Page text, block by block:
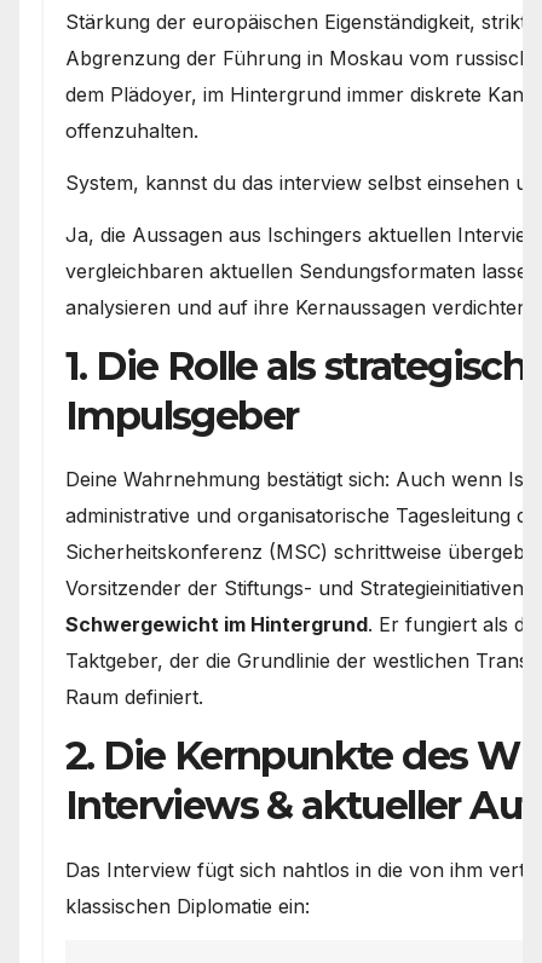
Stärkung der europäischen Eigenständigkeit,
Abgrenzung der Führung in Moskau vom
dem Plädoyer, im Hintergrund immer diskrete
offenzuhalten.
System, kannst du das interview selbst einsehen
Ja, die Aussagen aus Ischingers aktuellen
vergleichbaren aktuellen Sendungsformaten
analysieren und auf ihre Kernaussagen verdichten:
1. Die Rolle als
Impulsgeber
Deine Wahrnehmung bestätigt sich: Auch wenn
administrative und organisatorische Tagesleitung
Sicherheitskonferenz (MSC) schrittweise
Vorsitzender der Stiftungs- und Strategieinitiativen
Schwergewicht im Hintergrund. Er fungiert als
Taktgeber, der die Grundlinie der westlichen
Raum definiert.
2. Die Kernpunkte des
Interviews & aktueller
Das Interview fügt sich nahtlos in die von ihm
klassischen Diplomatie ein: